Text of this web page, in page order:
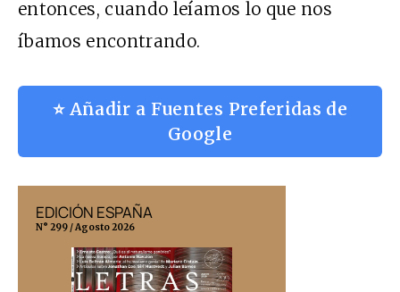
entonces, cuando leíamos lo que nos
íbamos encontrando.
⭐ Añadir a Fuentes Preferidas de
Google
EDICIÓN ESPAÑA
N° 299 / Agosto 2026